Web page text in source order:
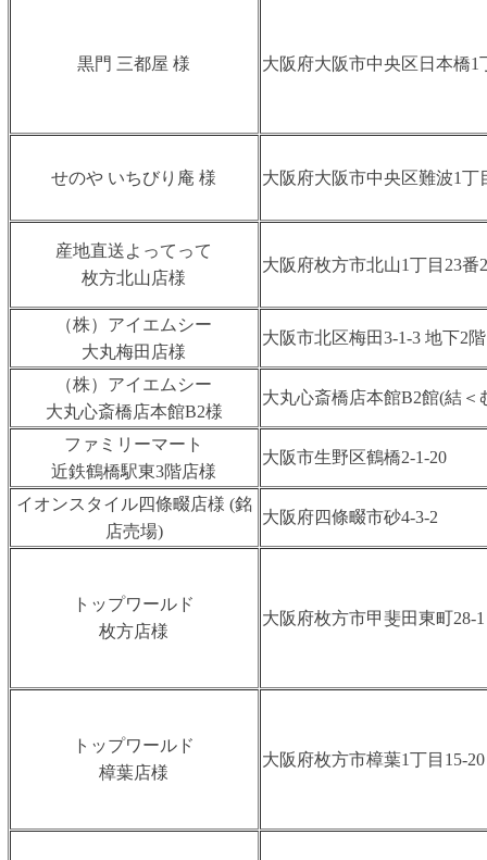
黒門 三都屋 様 大阪府大阪市中央区日本橋1
せのや いちびり庵 様 大阪府大阪市中央区難波1丁
産地直送よってって
枚方北山店様
大阪府枚方市北山1丁目23番
（株）アイエムシー
大丸梅田店様
大阪市北区梅田3-1-3 地下2
（株）アイエムシー
大丸心斎橋店本館B2様
大丸心斎橋店本館B2館(結＜
ファミリーマート
近鉄鶴橋駅東3階店様
大阪市生野区鶴橋2-1-20
イオンスタイル四條畷店様 (銘
店売場)
大阪府四條畷市砂4-3-2
トップワールド
枚方店様
大阪府枚方市甲斐田東町28-1
トップワールド
樟葉店様
大阪府枚方市樟葉1丁目15-20